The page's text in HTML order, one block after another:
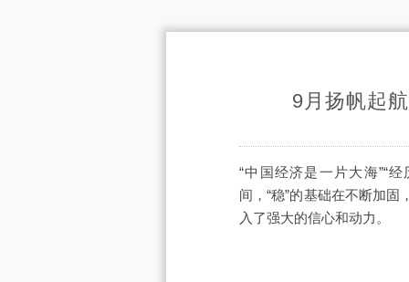
9月扬帆起
“中国经济是一片大海”“
间，“稳”的基础在不断加
入了强大的信心和动力。